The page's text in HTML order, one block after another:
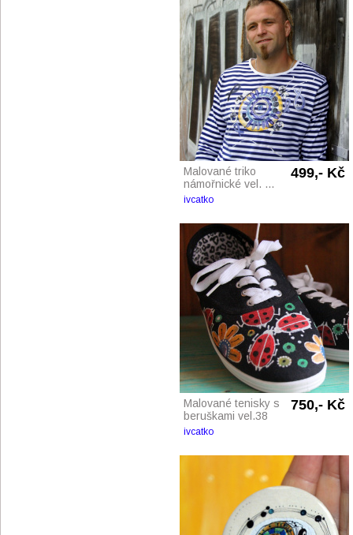
Malované triko
námořnické vel. ...
499,- Kč
ivcatko
Malované tenisky s
beruškami vel.38
750,- Kč
ivcatko